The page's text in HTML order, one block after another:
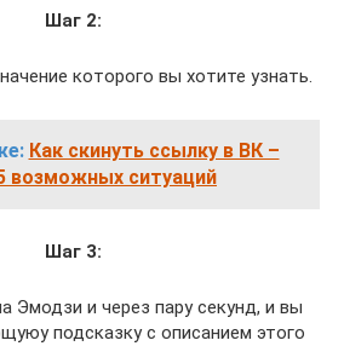
Шаг 2:
которого вы хотите узнать.
Как скинуть ссылку в ВК –
возможных ситуаций
Шаг 3:
Эмодзи и через пару секунд, и вы
подсказку с описанием этого